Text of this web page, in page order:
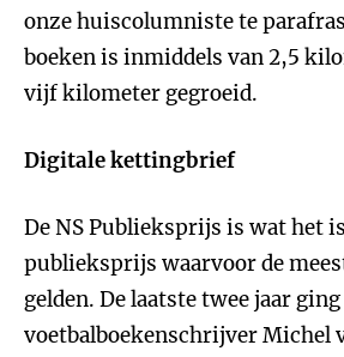
onze huiscolumniste te
boeken is inmiddels van 2,5
vijf kilometer gegroeid.
Digitale kettingbrief
De NS Publieksprijs is wat het
publieksprijs waarvoor de
gelden. De laatste twee jaar
voetbalboekenschrijver Michel